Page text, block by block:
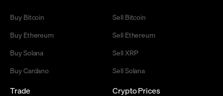
Buy Bitcoin
Buy Ethereum
Buy Solana
Buy Cardano
Sell Bitcoin
Sell Ethereum
Sell XRP
Sell Solana
Trade Crypto Prices